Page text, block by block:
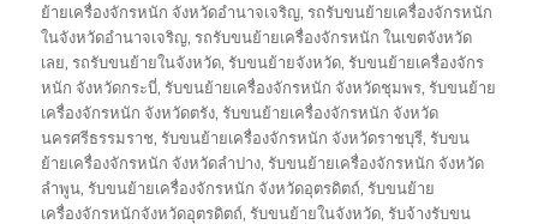
ย้ายเครื่องจักรหนัก จังหวัดอำนาจเจริญ,รถรับขนย้ายเครื่องจักรหนัก
ในจังหวัดอำนาจเจริญ,รถรับขนย้ายเครื่องจักรหนัก ในเขตจังหวัด
เลย,รถรับขนย้ายในจังหวัด,รับขนย้ายจังหวัด,รับขนย้ายเครื่องจักร
หนัก จังหวัดกระบี่,รับขนย้ายเครื่องจักรหนัก จังหวัดชุมพร,รับขนย้าย
เครื่องจักรหนัก จังหวัดตรัง,รับขนย้ายเครื่องจักรหนัก จังหวัด
นครศรีธรรมราช,รับขนย้ายเครื่องจักรหนัก จังหวัดราชบุรี,รับขน
ย้ายเครื่องจักรหนัก จังหวัดลำปาง,รับขนย้ายเครื่องจักรหนัก จังหวัด
ลำพูน,รับขนย้ายเครื่องจักรหนัก จังหวัดอุตรดิตถ์,รับขนย้าย
เครื่องจักรหนักจังหวัดอุตรดิตถ์,รับขนย้ายในจังหวัด,รับจ้างรับขน